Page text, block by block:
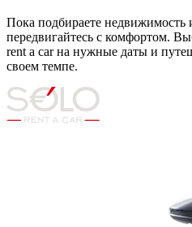
Пока подбираете недвижимость
передвигайтесь с комфортом.
rent a car на нужные даты и
своем темпе.